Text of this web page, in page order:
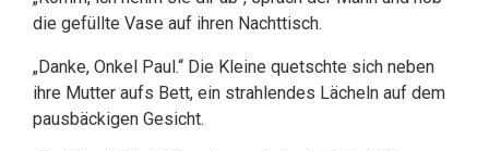
die gefüllte Vase auf ihren Nachttisch.
„Danke, Onkel Paul.“ Die Kleine quetschte sich neben
ihre Mutter aufs Bett, ein strahlendes Lächeln auf dem
pausbäckigen Gesicht.